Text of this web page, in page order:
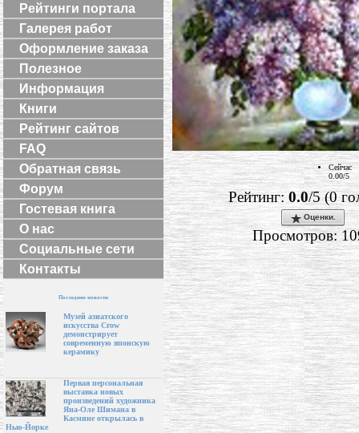
Рейтинги портала
Галерея работ
Оформление заказа
Полезное
Информация
Книги
Рейтинг сайтов
FAQ
Обратная связь
Форум
Гостевая книга
О нас
Социальные сети
Контакты
Последние новости
Музей азиатского
искусства Crow
демонстрирует
современную японскую
керамику
Первая персональная
выставка новых
произведений художника
Яна-Оле Шимана в
Касмине открылась в
Нью-Йорке
Сейчас
0.00/5
Рейтинг: 0.0/5 (0
Оценки.
Просмотров: